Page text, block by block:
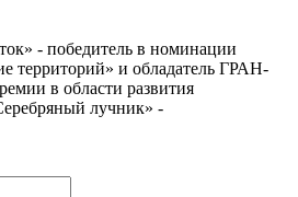
- победитель в номинации
территорий» и обладатель ГРАН-
в области развития
лучник» -